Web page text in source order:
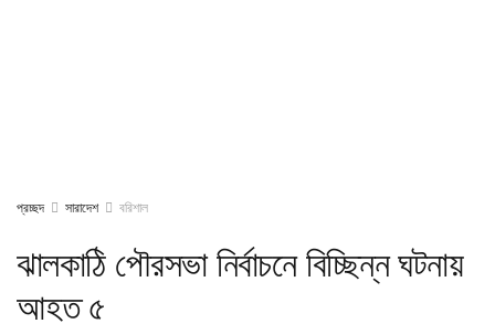
প্রচ্ছদ সারাদেশ বরিশাল
ঝালকাঠি পৌরসভা নির্বাচনে বিচ্ছিন্ন ঘটনায়
আহত ৫